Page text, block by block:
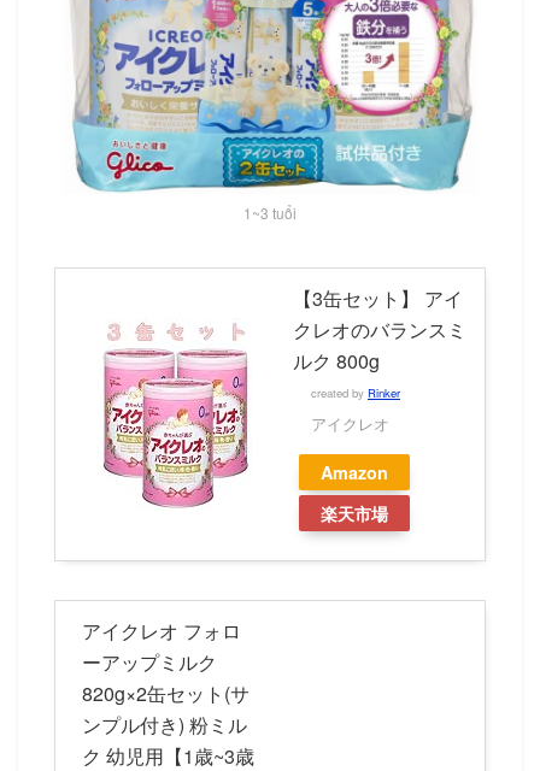
1~3 tuổi
【3缶セット】 アイ
クレオのバランスミ
ルク 800g
created by Rinker
アイクレオ
Amazon
楽天市場
アイクレオ フォロ
ーアップミルク
820g×2缶セット(サ
ンプル付き) 粉ミル
ク 幼児用【1歳~3歳